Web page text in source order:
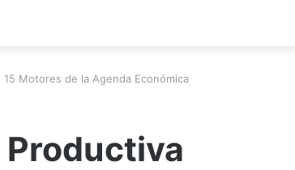
Motores de la Agenda Económica